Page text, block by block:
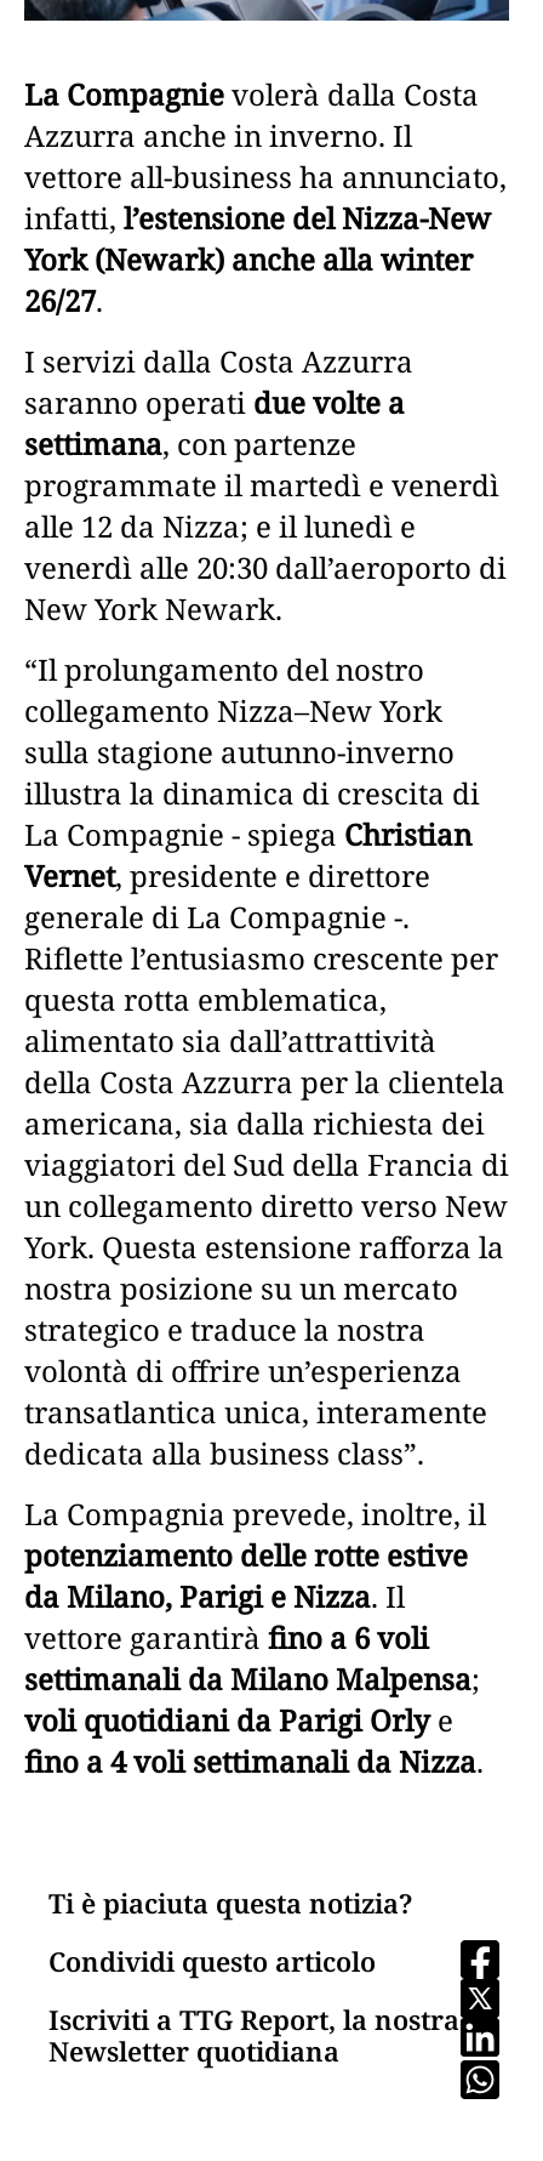
La Compagnievolerà dalla Costa
Azzurra anche in inverno. Il
vettore all-business ha annunciato,
infatti, l’estensione del Nizza-New
York (Newark) anche alla winter
26/27.
I servizi dalla Costa Azzurra
saranno operati due volte a
settimana, con partenze
programmate il martedì e venerdì
alle 12 da Nizza; e il lunedì e
venerdì alle 20:30 dall’aeroporto di
New York Newark.
“Il prolungamento del nostro
collegamento Nizza–New York
sulla stagione autunno-inverno
illustra la dinamica di crescita di
La Compagnie - spiega Christian
Vernet, presidente e direttore
generale di La Compagnie -.
Riflette l’entusiasmo crescente per
questa rotta emblematica,
alimentato sia dall’attrattività
della Costa Azzurra per la clientela
americana, sia dalla richiesta dei
viaggiatori del Sud della Francia di
un collegamento diretto verso New
York. Questa estensione rafforza la
nostra posizione su un mercato
strategico e traduce la nostra
volontà di offrire un’esperienza
transatlantica unica, interamente
dedicata alla business class”.
La Compagnia prevede, inoltre, il
potenziamento delle rotte estive
da Milano, Parigi e Nizza. Il
vettore garantirà fino a 6 voli
settimanali da Milano Malpensa;
voli quotidiani da Parigi Orlye
fino a 4 voli settimanali da Nizza.
Ti è piaciuta questa notizia?
Condividi questo articolo
Iscriviti a TTG Report, la nostra
Newsletter quotidiana